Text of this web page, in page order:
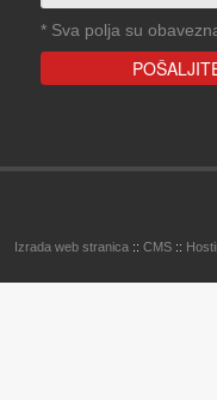
* Sva polja su
Izrada web stranica :: CMS ::